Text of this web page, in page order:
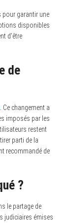
pour garantir une
disponibles
d’être
de
Ce changement a
imposés par les
restent
parti de la
recommandé de
?
le partage de
judiciaires émises